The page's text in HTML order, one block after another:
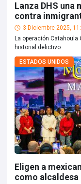
Lanza DHS una
contra
3 Diciembre 2025,
La operación
historial delictivo
ESTADOS UNIDOS
Eligen a
como alcaldesa